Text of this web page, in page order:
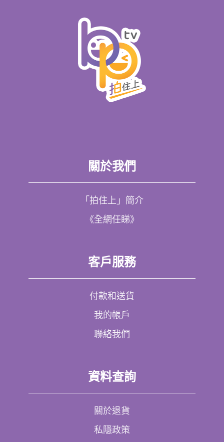
關於我們
「拍住上」簡介
《全網任睇》
客戶服務
付款和送貨
我的帳戶
聯絡我們
資料查詢
關於退貨
私隱政策